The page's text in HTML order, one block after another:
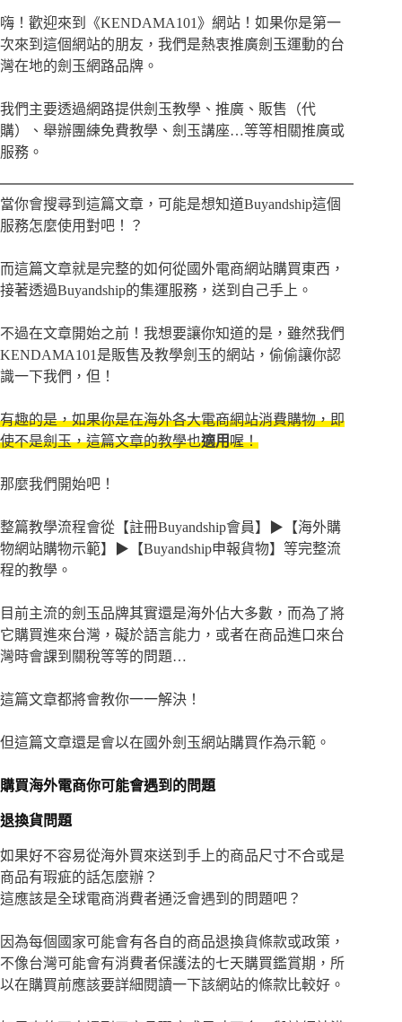
嗨！歡迎來到《KENDAMA101》網站！如果你是第一
次來到這個網站的朋友，我們是熱衷推廣劍玉運動的台
灣在地的劍玉網路品牌。
我們主要透過網路提供劍玉教學、推廣、販售（代
購）、舉辦團練免費教學、劍玉講座…等等相關推廣或
服務。
當你會搜尋到這篇文章，可能是想知道Buyandship這個
服務怎麼使用對吧！？
而這篇文章就是完整的如何從國外電商網站購買東西，
接著透過Buyandship的集運服務，送到自己手上。
不過在文章開始之前！我想要讓你知道的是，雖然我們
KENDAMA101是販售及教學劍玉的網站，偷偷讓你認
識一下我們，但！
有趣的是，如果你是在海外各大電商網站消費購物，即
使不是劍玉，這篇文章的教學也適用喔！
那麼我們開始吧！
整篇教學流程會從【註冊Buyandship會員】▶【海外購
物網站購物示範】▶【Buyandship申報貨物】等完整流
程的教學。
目前主流的劍玉品牌其實還是海外佔大多數，而為了將
它購買進來台灣，礙於語言能力，或者在商品進口來台
灣時會課到關稅等等的問題…
這篇文章都將會教你一一解決！
但這篇文章還是會以在國外劍玉網站購買作為示範。
購買海外電商你可能會遇到的問題
退換貨問題
如果好不容易從海外買來送到手上的商品尺寸不合或是
商品有瑕疵的話怎麼辦？
這應該是全球電商消費者通泛會遇到的問題吧？
因為每個國家可能會有各自的商品退換貨條款或政策，
不像台灣可能會有消費者保護法的七天購買鑑賞期，所
以在購買前應該要詳細閱讀一下該網站的條款比較好。